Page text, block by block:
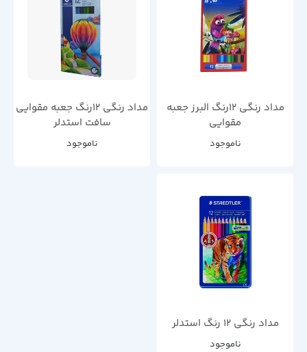
مداد رنگی 12رنگ البرز جعبه
مقوایی
ناموجود
مداد رنگی 12رنگ جعبه مقوایی
سافت استدلر
ناموجود
مداد رنگی 12 رنگ استدلر
ناموجود